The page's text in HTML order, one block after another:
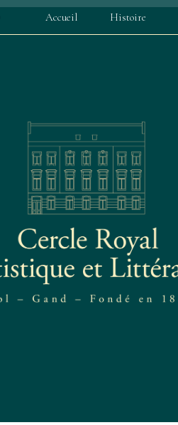
Accueil Histoire